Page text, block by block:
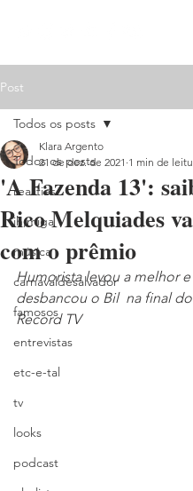
Post
Todos os posts
realities
ih,miga
música
carnavaldesalvador
famosos
entrevistas
etc-e-tal
tv
looks
podcast
Todos os posts
'A Fazenda 13':
Rico Melquiades
com o prêmio
Klara Argento
21 de dez. de 2021 1 min de
Humorista levou a melhor e
desbancou o Bil  na final
Record TV